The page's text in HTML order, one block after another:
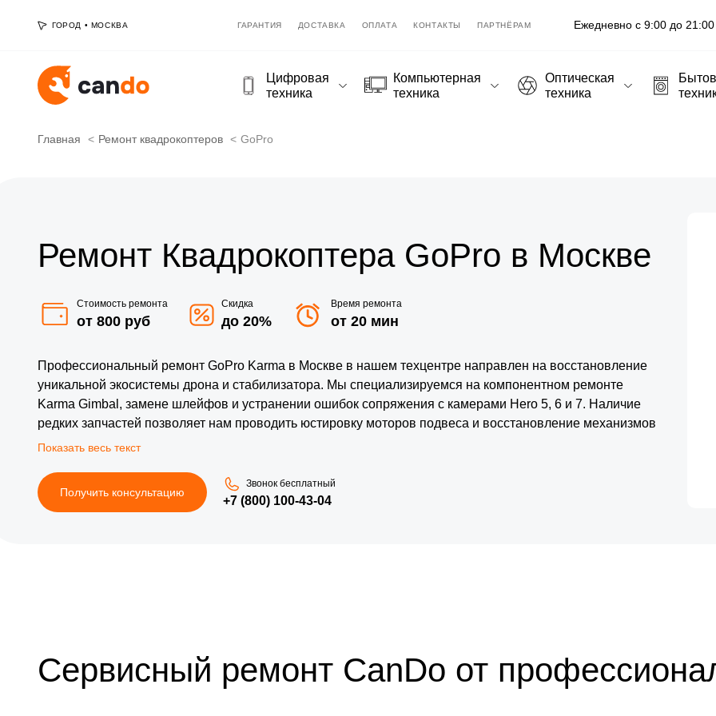
ГОРОД • МОСКВА ГАРАНТИЯ ДОСТАВКА ОПЛАТА КОНТАКТЫ ПАРТНЁРАМ Ежедневно с 9:00 до 21:00
Цифровая
техника
Компьютерная
техника
Оптическая
техника
Главная Ремонт квадрокоптеров GoPro
Ремонт Квадрокоптера GoPro в Москве
Стоимость ремонта
от 800 руб
Скидка
до 20%
Время ремонта
от 20 мин
Профессиональный ремонт GoPro Karma в Москве в нашем техцентре направлен на восстановление
уникальной экосистемы дрона и стабилизатора. Мы специализируемся на компонентном ремонте
Karma Gimbal, замене шлейфов и устранении ошибок сопряжения с камерами Hero 5, 6 и 7. Наличие
редких запчастей позволяет нам проводить юстировку моторов подвеса и восстановление механизмов
складывания лучей в день обращения. Каждый аппарат проходит финальное тестирование систем
динамичных режимах съемки.
Получить консультацию
Звонок бесплатный
+7 (800) 100-43-04
Сервисный ремонт CanDo от